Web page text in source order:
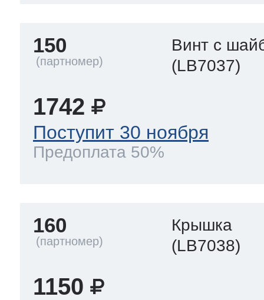
150
Винт с
(LB7037)
1742
Поступит 30 ноября
Предоплата 50%
160
Крышка
(LB7038)
1150